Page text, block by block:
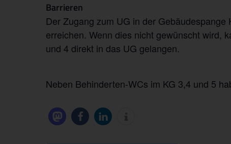
Barrieren
Der Zugang zum UG in der
erreichen. Wenn dies nicht gewünscht wird,
und 4 direkt in das UG gelangen.
Neben Behinderten-WCs im KG 3,4 und 5